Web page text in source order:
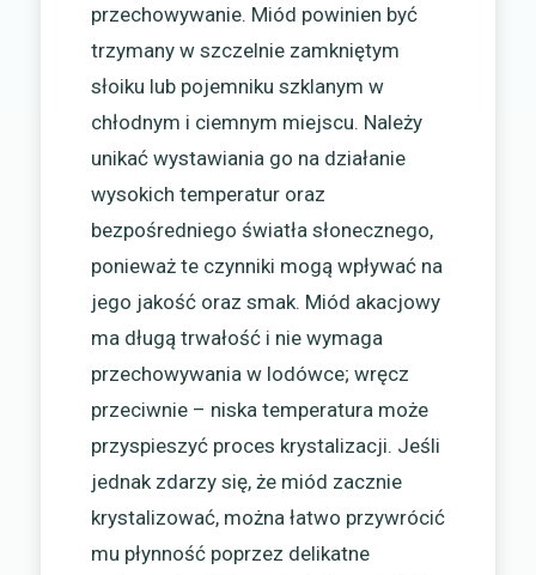
przechowywanie. Miód powinien być
trzymany w szczelnie zamkniętym
słoiku lub pojemniku szklanym w
chłodnym i ciemnym miejscu. Należy
unikać wystawiania go na działanie
wysokich temperatur oraz
bezpośredniego światła słonecznego,
ponieważ te czynniki mogą wpływać na
jego jakość oraz smak. Miód akacjowy
ma długą trwałość i nie wymaga
przechowywania w lodówce; wręcz
przeciwnie – niska temperatura może
przyspieszyć proces krystalizacji. Jeśli
jednak zdarzy się, że miód zacznie
krystalizować, można łatwo przywrócić
mu płynność poprzez delikatne